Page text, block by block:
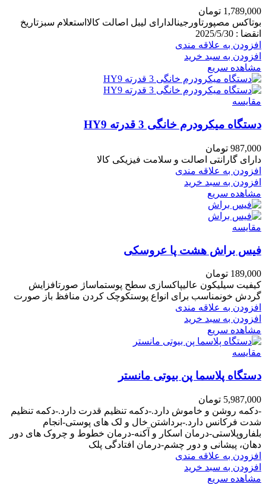
1,789,000 تومان
بوتاکس مصپورتاورجینالدارای لیبل اصالت کالااستعلام سبزتاریخ
انقضا : 2025/5/30
افزودن به علاقه مندی
افزودن به سبد خرید
مشاهده سریع
مقایسه
دستگاه میکرودرم خانگی 3 قدرته HY9
987,000 تومان
دارای گارانتی اصالت و سلامت فیزیکی کالا
افزودن به علاقه مندی
افزودن به سبد خرید
مشاهده سریع
مقایسه
فیس براش هشت پا عروسکی
189,000 تومان
کیفیت سیلیکون عالیپاکسازی سطح پوستماساژ صورتافزایش
گردش خونمناسب برای انواع پوستکوچک کردن منافظ باز صورت
افزودن به علاقه مندی
افزودن به سبد خرید
مشاهده سریع
مقایسه
دستگاه پلاسما پن بیوتی مانستر
5,987,000 تومان
-دکمه روشن و خاموش دارد.-دکمه تنظیم قدرت دارد.-دکمه تنظیم
شدت فرکانس دارد.-برداشتن خال و لک های پوستی-انجام
بلفاروپلاستی-درمان اسکار و آکنه-درمان خطوط و چروک های دور
دهان، پیشانی و دور چشم-درمان افتادگی پلک
افزودن به علاقه مندی
افزودن به سبد خرید
مشاهده سریع